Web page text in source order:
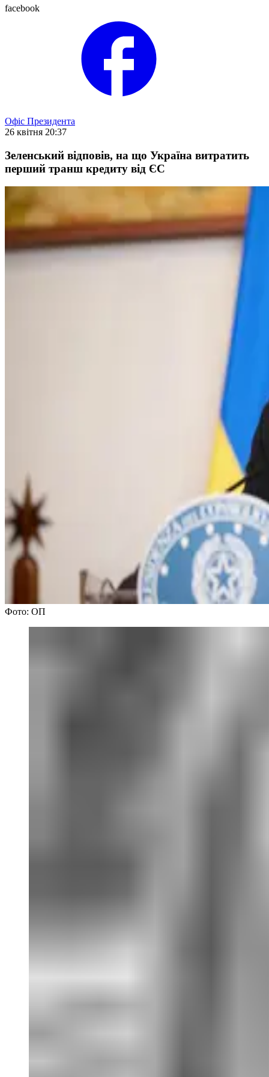
facebook
Офіс Президента
26 квітня 20:37
Зеленський відповів, на що Україна витратить
перший транш кредиту від ЄС
Фото: ОП